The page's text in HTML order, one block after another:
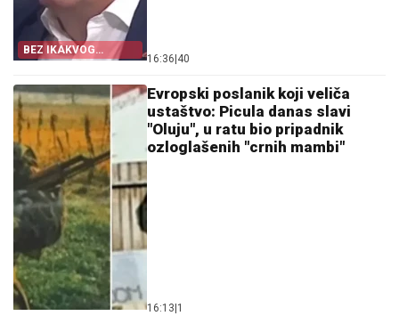
BEZ IKAKVOG
PRETERIVANJA I BEZ
KOREKTNOSTI
16:36 40
Evropski poslanik koji veliča
ustaštvo: Picula danas slavi
"Oluju", u ratu bio pripadnik
ozloglašenih "crnih mambi"
16:13 1